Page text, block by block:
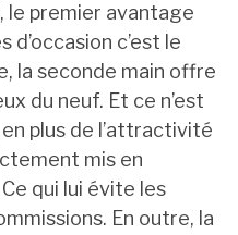
le premier avantage
c’est le
la seconde main offre
du neuf. Et ce n’est
plus de l’attractivité
mis en
qui lui évite les
En outre, la